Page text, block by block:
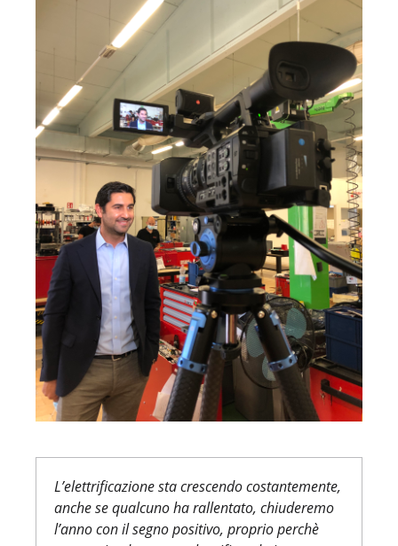
L’elettrificazione sta crescendo costantemente,
anche se qualcuno ha rallentato, chiuderemo
l’anno con il segno positivo, proprio perchè